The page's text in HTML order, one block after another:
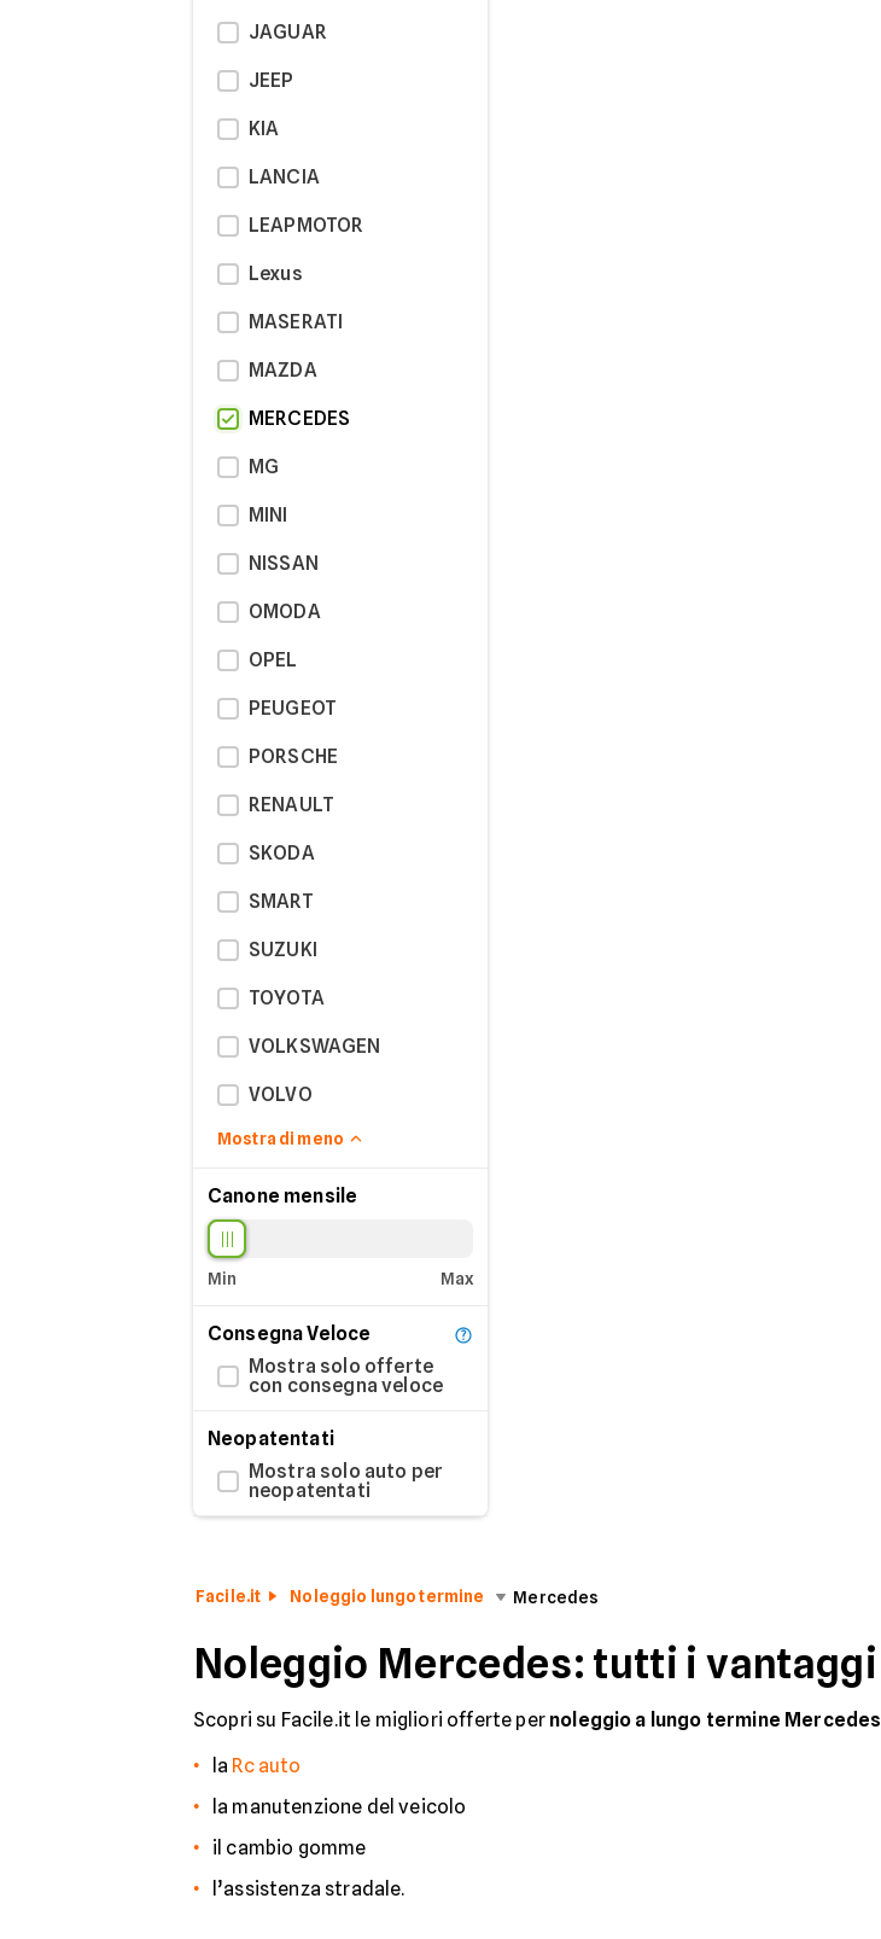
JAGUAR
JEEP
KIA
LANCIA
LEAPMOTOR
Lexus
MASERATI
MAZDA
MERCEDES
MG
MINI
NISSAN
OMODA
OPEL
PEUGEOT
PORSCHE
RENAULT
SKODA
SMART
SUZUKI
TOYOTA
VOLKSWAGEN
VOLVO
Mostra di meno
Canone mensile
Min Max
Consegna Veloce
Mostra solo offerte
con consegna veloce
Neopatentati
Mostra solo auto per
neopatentati
Facile.it Noleggio lungo termine Mercedes
Noleggio Mercedes: tutti i vantaggi
Scopri su Facile.it le migliori offerte per noleggio a lungo termine Mercedes
la Rc auto
la manutenzione del veicolo
il cambio gomme
l’assistenza stradale.